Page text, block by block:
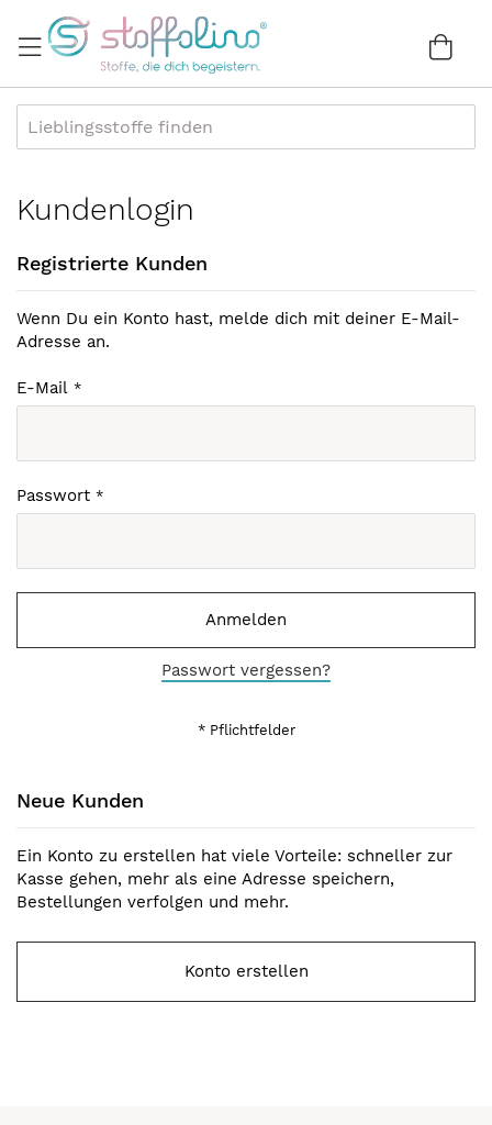
zum
Inhalt
Kundenlogin
Registrierte Kunden
Wenn Du ein Konto hast, melde dich mit deiner E-Mail-
Adresse an.
E-Mail
Passwort
Anmelden
Passwort vergessen?
Neue Kunden
Ein Konto zu erstellen hat viele Vorteile: schneller zur
Kasse gehen, mehr als eine Adresse speichern,
Bestellungen verfolgen und mehr.
Konto erstellen